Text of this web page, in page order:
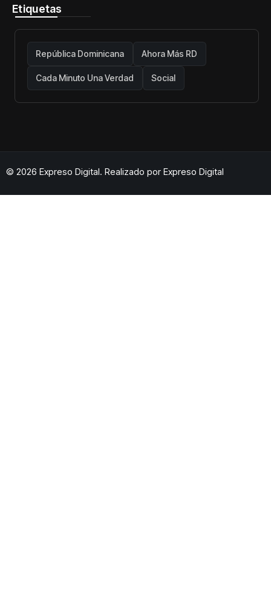
Etiquetas
República Dominicana Ahora Más RD
Cada Minuto Una Verdad Social
© 2026 Expreso Digital. Realizado por Expreso Digital